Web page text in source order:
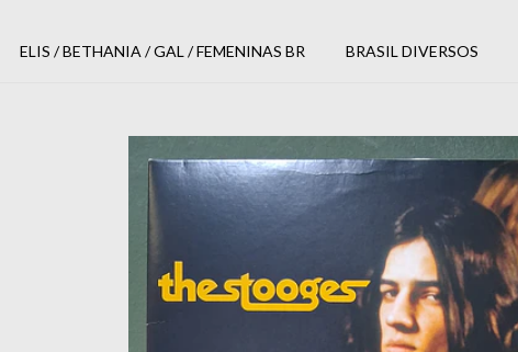
ELIS / BETHANIA / GAL / FEMENINAS BR BRASIL DIVERSOS